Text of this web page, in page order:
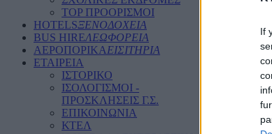
If
TOP ΠΡΟΟΡΙΣΜΟΙ
HOTELSΞΕΝΟΔΟΧΕΙΑ
BUS HIREΛΕΩΦΟΡΕΙΑ
ΑΕΡΟΠΟΡΙΚΑΕΙΣΙΤΗΡΙΑ
ΕΤΑΙΡΕΙΑ
ΙΣΤΟΡΙΚΟ
ΙΣΟΛΟΓΙΣΜΟΙ -
ΠΡΟΣΚΛΗΣΕΙΣ Γ.Σ.
ΕΠΙΚΟΙΝΩΝΙΑ
ΚΤΕΛ